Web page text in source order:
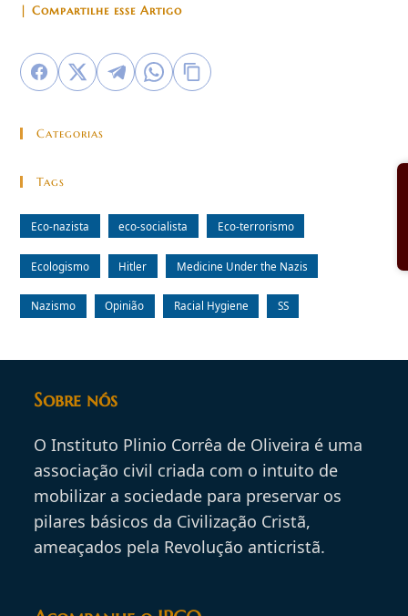
| Compartilhe esse Artigo
Categorias
Tags
Eco-nazista eco-socialista Eco-terrorismo
Ecologismo Hitler Medicine Under the Nazis
Nazismo Opinião Racial Hygiene SS
Sobre nós
O Instituto Plinio Corrêa de Oliveira é uma
associação civil criada com o intuito de
mobilizar a sociedade para preservar os
pilares básicos da Civilização Cristã,
ameaçados pela Revolução anticristã.